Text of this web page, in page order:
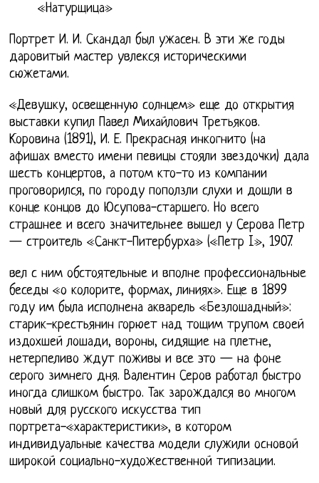
«Натурщица»
Портрет И. И. Скандал был ужасен. В эти же годы
даровитый мастер увлекся историческими
сюжетами.
«Девушку, освещенную солнцем» еще до открытия
выставки купил Павел Михайлович Третьяков.
Коровина (1891), И. Е. Прекрасная инкогнито (на
афишах вместо имени певицы стояли звездочки) дала
шесть концертов, а потом кто-то из компании
проговорился, по городу поползли слухи и дошли в
конце концов до Юсупова-старшего. Но всего
страшнее и всего значительнее вышел у Серова Петр
— строитель «Санкт-Питербурха» («Петр I», 1907.
вел с ним обстоятельные и вполне профессиональные
беседы «о колорите, формах, линиях». Еще в 1899
году им была исполнена акварель «Безлошадный»:
старик-крестьянин горюет над тощим трупом своей
издохшей лошади, вороны, сидящие на плетне,
нетерпеливо ждут поживы и все это — на фоне
серого зимнего дня. Валентин Серов работал быстро
иногда слишком быстро. Так зарождался во многом
новый для русского искусства тип
портрета-«характеристики», в котором
индивидуальные качества модели служили основой
широкой социально-художественной типизации.